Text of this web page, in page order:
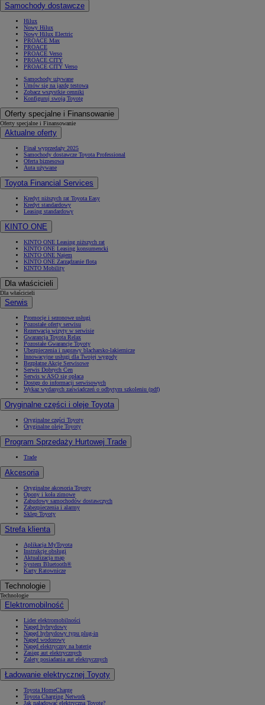
Samochody dostawcze
Hilux
Nowy Hilux
Nowy Hilux Electric
PROACE Max
PROACE
PROACE Verso
PROACE CITY
PROACE CITY Verso
Samochody używane
Umów się na jazdę testową
Zobacz wszystkie cenniki
Konfiguruj swoją Toyotę
Oferty specjalne i Finansowanie
Oferty specjalne i Finansowanie
Aktualne oferty
Finał wyprzedaży 2025
Samochody dostawcze Toyota Professional
Oferta biznesowa
Auta używane
Toyota Financial Services
Kredyt niższych rat Toyota Easy
Kredyt standardowy
Leasing standardowy
KINTO ONE
KINTO ONE Leasing niższych rat
KINTO ONE Leasing konsumencki
KINTO ONE Najem
KINTO ONE Zarządzanie flotą
KINTO Mobility
Dla właścicieli
Dla właścicieli
Serwis
Promocje i sezonowe usługi
Pozostałe oferty serwisu
Rezerwacja wizyty w serwisie
Gwarancja Toyota Relax
Pozostałe Gwarancje Toyoty
Ubezpieczenia i naprawy blacharsko-lakiernicze
Innowacyjne usługi dla Twojej wygody
Bezpłatne Akcje Serwisowe
Serwis Dobrych Cen
Serwis w ASO się opłaca
Dostęp do informacji serwisowych
Wykaz wydanych zaświadczeń o odbytym szkoleniu (pdf)
Oryginalne części i oleje Toyota
Oryginalne części Toyoty
Oryginalne oleje Toyoty
Program Sprzedaży Hurtowej Trade
Trade
Akcesoria
Oryginalne akcesoria Toyoty
Opony i koła zimowe
Zabudowy samochodów dostawczych
Zabezpieczenia i alarmy
Sklep Toyoty
Strefa klienta
Aplikacja MyToyota
Instrukcje obsługi
Aktualizacja map
System Bluetooth®
Karty Ratownicze
Technologie
Technologie
Elektromobilność
Lider elektromobilności
Napęd hybrydowy
Napęd hybrydowy typu plug-in
Napęd wodorowy
Napęd elektryczny na baterię
Zasięg aut elektrycznych
Zalety posiadania aut elektrycznych
Ładowanie elektrycznej Toyoty
Toyota HomeCharge
Toyota Charging Network
Jak naładować elektryczną Toyotę?